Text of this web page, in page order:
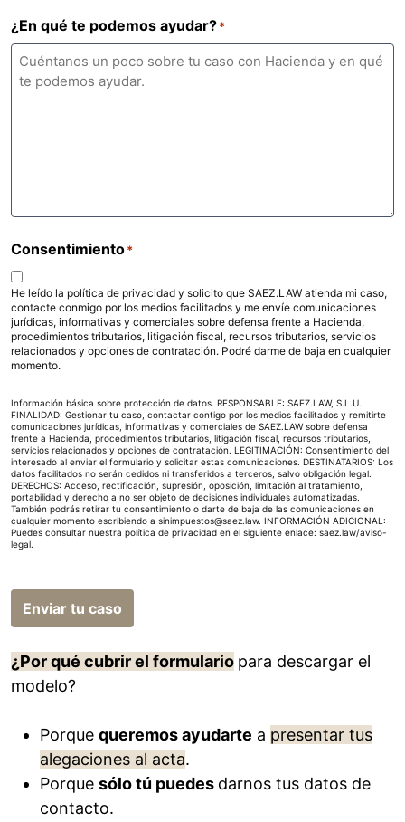
¿En qué te podemos ayudar?*
Consentimiento*
He leído la política de privacidad y solicito que SAEZ.LAW atienda mi caso,
contacte conmigo por los medios facilitados y me envíe comunicaciones
jurídicas, informativas y comerciales sobre defensa frente a Hacienda,
procedimientos tributarios, litigación fiscal, recursos tributarios, servicios
relacionados y opciones de contratación. Podré darme de baja en cualquier
momento.
Información básica sobre protección de datos. RESPONSABLE: SAEZ.LAW, S.L.U.
FINALIDAD: Gestionar tu caso, contactar contigo por los medios facilitados y remitirte
comunicaciones jurídicas, informativas y comerciales de SAEZ.LAW sobre defensa
frente a Hacienda, procedimientos tributarios, litigación fiscal, recursos tributarios,
servicios relacionados y opciones de contratación. LEGITIMACIÓN: Consentimiento del
interesado al enviar el formulario y solicitar estas comunicaciones. DESTINATARIOS: Los
datos facilitados no serán cedidos ni transferidos a terceros, salvo obligación legal.
DERECHOS: Acceso, rectificación, supresión, oposición, limitación al tratamiento,
portabilidad y derecho a no ser objeto de decisiones individuales automatizadas.
También podrás retirar tu consentimiento o darte de baja de las comunicaciones en
cualquier momento escribiendo a sinimpuestos@saez.law. INFORMACIÓN ADICIONAL:
Puedes consultar nuestra política de privacidad en el siguiente enlace: saez.law/aviso-
legal.
Enviar tu caso
¿Por qué cubrir el formulario para descargar el
modelo?
Porque queremos ayudarte a presentar tus
alegaciones al acta.
Porque sólo tú puedes darnos tus datos de
contacto.